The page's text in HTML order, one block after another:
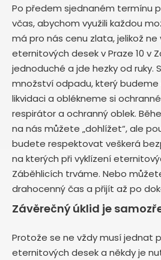
Po předem sjednaném termínu
včas, abychom využili každou
má pro nás cenu zlata, jelikož ne
eternitových desek v Praze 10 v
jednoduché a jde hezky od ruky.
množství odpadu, který
likvidaci a oblékneme si
respirátor a ochranný oblek.
na nás můžete „dohlížet“, ale
budete respektovat veškerá
na kterých při vyklízení
Záběhlicích trváme. Nebo
drahocenný čas a přijít až po
Závěrečný úklid je
Protože se ne vždy musí jednat
eternitových desek a někdy je